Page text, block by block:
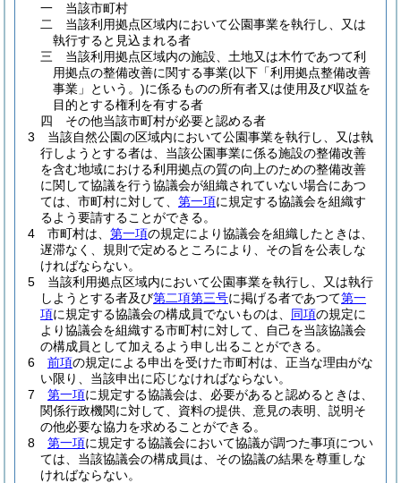
一
当該市町村
二
当該利用拠点区域内において公園事業を執行し、又は
執行すると見込まれる者
三
当該利用拠点区域内の施設、土地又は木竹であつて利
用拠点の整備改善に関する事業(以下「利用拠点整備改善
事業」という。)に係るものの所有者又は使用及び収益を
目的とする権利を有する者
四
その他当該市町村が必要と認める者
3
当該自然公園の区域内において公園事業を執行し、又は執
行しようとする者は、当該公園事業に係る施設の整備改善
を含む地域における利用拠点の質の向上のための整備改善
に関して協議を行う協議会が組織されていない場合にあつ
ては、市町村に対して、 第一項に規定する協議会を組織す
るよう要請することができる。
4
市町村は、 第一項の規定により協議会を組織したときは、
遅滞なく、規則で定めるところにより、その旨を公表しな
ければならない。
5
当該利用拠点区域内において公園事業を執行し、又は執行
しようとする者及び第二項第三号に掲げる者であつて第一
項に規定する協議会の構成員でないものは、 同項の規定に
より協議会を組織する市町村に対して、自己を当該協議会
の構成員として加えるよう申し出ることができる。
6
前項の規定による申出を受けた市町村は、正当な理由がな
い限り、当該申出に応じなければならない。
7
第一項に規定する協議会は、必要があると認めるときは、
関係行政機関に対して、資料の提供、意見の表明、説明そ
の他必要な協力を求めることができる。
8
第一項に規定する協議会において協議が調つた事項につい
ては、当該協議会の構成員は、その協議の結果を尊重しな
ければならない。